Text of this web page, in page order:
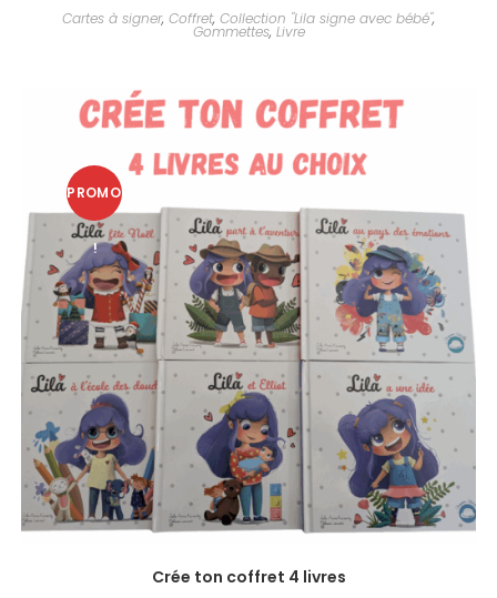
Cartes à signer, Coffret, Collection "Lila signe avec bébé",
Gommettes, Livre
PROMO
!
Crée ton coffret 4 livres